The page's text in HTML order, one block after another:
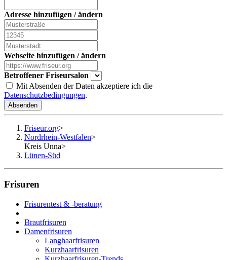
Adresse hinzufügen / ändern
Webseite hinzufügen / ändern
Betroffener Friseursalon
Mit Absenden der Daten akzeptiere ich die
Datenschutzbedingungen.
Absenden
Friseur.org>
Nordrhein-Westfalen>
Kreis Unna>
Lünen-Süd
Frisuren
Frisurentest & -beratung
Brautfrisuren
Damenfrisuren
Langhaarfrisuren
Kurzhaarfrisuren